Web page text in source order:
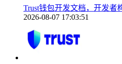
Trust钱包开发文档，开发者
2026-08-07 17:03:51